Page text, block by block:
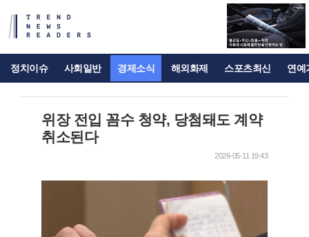
정치이슈 사회일반 경제소식 해외화제 스포츠최신 연예
위장 전입 꼼수 청약, 당첨돼도 계약
취소된다
2026-05-11 19:43